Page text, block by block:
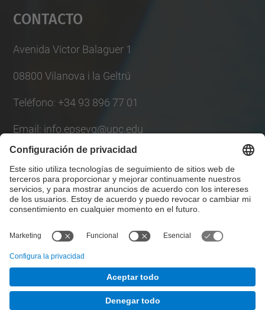
powered by
Contacto
Avenida Víctor Balaguer 1
08800 Vilanova i la Geltrú
Teléfono: +34 93 896 77 01
Email: info.epsevg@upc.edu
Lista Redes Sociales
© UPCEscuela Politécnica Superior de Ingeniería de
Vilanova i la Geltrú. EPSEVG
Desarrollado con